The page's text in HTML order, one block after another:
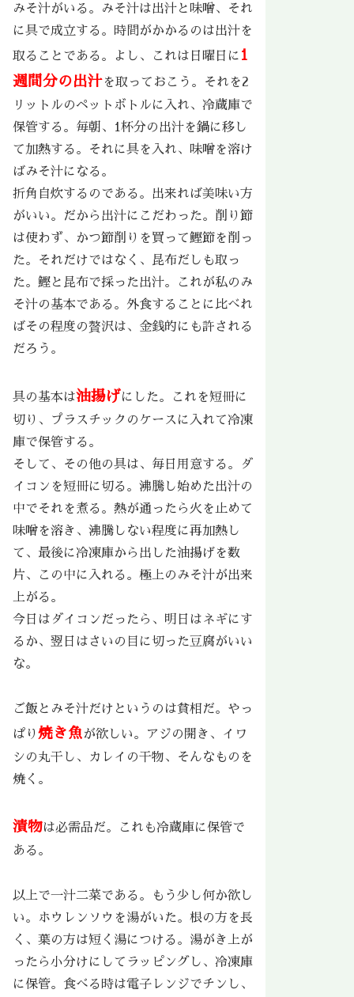
みそ汁がいる。みそ汁は出汁と味噌、それ
に具で成立する。時間がかかるのは出汁を
取ることである。よし、これは日曜日に 1
週間分の出汁を取っておこう。それを2
リットルのペットボトルに入れ、冷蔵庫で
保管する。毎朝、1杯分の出汁を鍋に移し
て加熱する。それに具を入れ、味噌を溶け
ばみそ汁になる。
折角自炊するのである。出来れば美味い方
がいい。だから出汁にこだわった。削り節
は使わず、かつ節削りを買って鰹節を削っ
た。それだけではなく、昆布だしも取っ
た。鰹と昆布で採った出汁。これが私のみ
そ汁の基本である。外食することに比べれ
ばその程度の贅沢は、金銭的にも許される
だろう。
具の基本は油揚げにした。これを短冊に
切り、プラスチックのケースに入れて冷凍
庫で保管する。
そして、その他の具は、毎日用意する。ダ
イコンを短冊に切る。沸騰し始めた出汁の
中でそれを煮る。熱が通ったら火を止めて
味噌を溶き、沸騰しない程度に再加熱し
て、最後に冷凍庫から出した油揚げを数
片、この中に入れる。極上のみそ汁が出来
上がる。
今日はダイコンだったら、明日はネギにす
るか、翌日はさいの目に切った豆腐がいい
な。
ご飯とみそ汁だけというのは貧相だ。やっ
ぱり 焼き魚が欲しい。アジの開き、イワ
シの丸干し、カレイの干物、そんなものを
焼く。
漬物は必需品だ。これも冷蔵庫に保管で
ある。
以上で一汁二菜である。もう少し何か欲し
い。ホウレンソウを湯がいた。根の方を長
く、葉の方は短く湯につける。湯がき上が
ったら小分けにしてラッピングし、冷凍庫
に保管。食べる時は電子レンジでチンし、